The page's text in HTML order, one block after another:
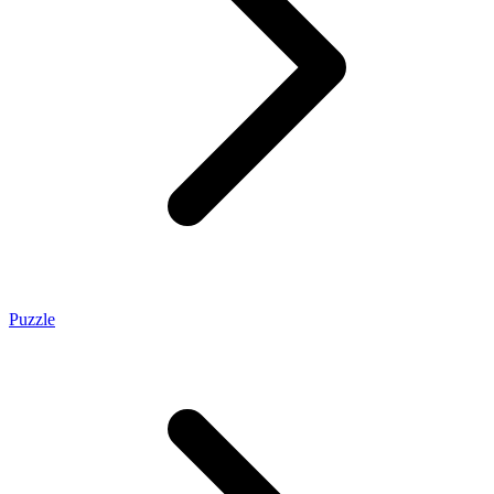
Puzzle